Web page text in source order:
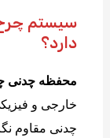
دارد؟
محفظه چدنی
خارجی و
چدنی مقاوم